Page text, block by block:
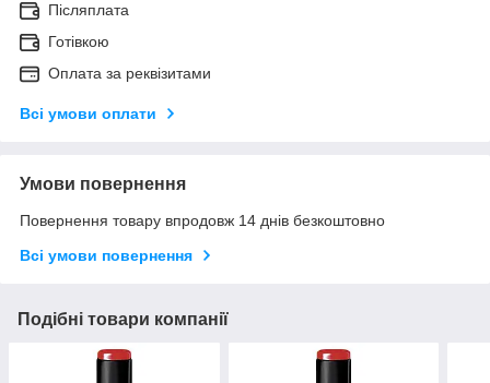
Післяплата
Готівкою
Оплата за реквізитами
Всі умови оплати
Умови повернення
Повернення товару впродовж 14 днів безкоштовно
Всі умови повернення
Подібні товари компанії